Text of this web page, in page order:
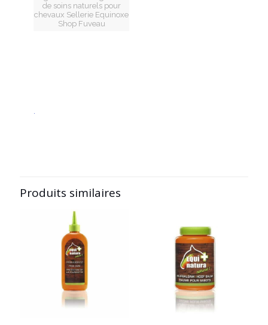
de soins naturels pour
chevaux Sellerie Equinoxe
Shop Fuveau
.
Produits similaires